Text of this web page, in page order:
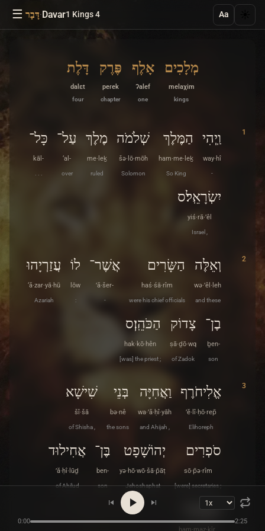
☰ דָּבָר·Davar1 Kings 4 Aa
מְלָכִים
melaχim
kings
אָלֶף
ʔalef
one
פֶּרֶק
peɾek
chapter
דָּלֶת
dalɛt
four
1 וַֽיְהִי
way·hî
-
הַמֶּלֶךְ
ham·me·leḵ
So King
שְׁלֹמֹה
šə·lō·mōh
Solomon
מֶלֶךְ
me·leḵ
ruled
עַל־
‘al-
over
כָּל־
kāl-
. . .
יִשְׂרָאֵֽל׃ס
yiś·rā·’êl
Israel ,
2 וְאֵלֶּה
wə·’êl·leh
and these
הַשָּׂרִים
haś·śā·rîm
were his chief officials
אֲשֶׁר־
’ă·šer-
-
לוֹ
lōw
:
עֲזַרְיָהוּ
‘ă·zar·yā·hū
Azariah
בֶן־
ḇen-
son
צָדוֹק
ṣā·ḏō·wq
of Zadok
הַכֹּהֵֽן׃ס
hak·kō·hên
[was] the priest ;
3 אֱלִיחֹרֶף
’ĕ·lî·ḥō·rep̄
Elihoreph
וַאֲחִיָּה
wa·’ă·ḥî·yāh
and Ahijah ,
בְּנֵי
bə·nê
the sons
שִׁישָׁא
šî·šā
of Shisha ,
סֹפְרִים
sō·p̄ə·rîm
[were] secretaries ;
יְהוֹשָׁפָט
yə·hō·wō·šā·p̄āṭ
Jehoshaphat
בֶּן־
ben-
son
אֲחִילוּד
’ă·ḥî·lūḏ
of Ahilud
הַמַּזְכִּֽיר׃
0:00 2:25